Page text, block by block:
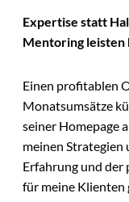
Expertise statt
Mentoring leisten
Einen profitablen
Monatsumsätze
seiner Homepage
meinen Strategien
Erfahrung und der
für meine Klienten